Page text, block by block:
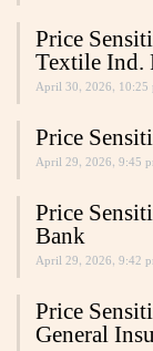
Price
Textile Ind.
April 30, 2026, 10:25
Price
April 29, 2026, 9:45
Price
Bank
April 29, 2026, 9:42
Price
General